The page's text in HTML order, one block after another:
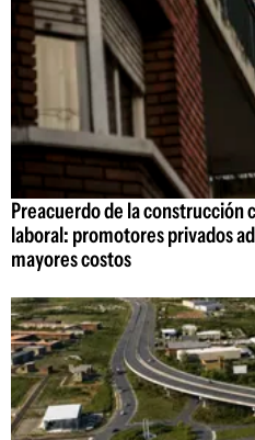
Preacuerdo de la construcción
laboral: promotores privados
mayores costos